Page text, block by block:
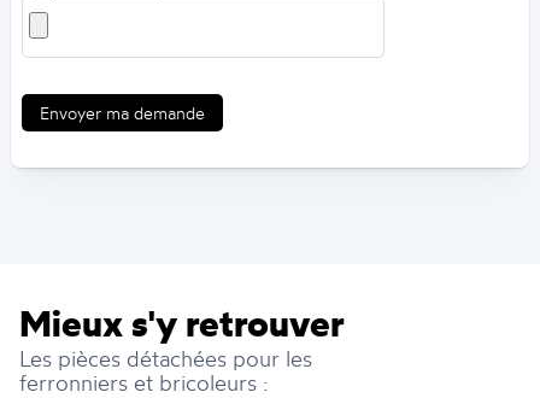
Envoyer ma demande
Mieux s'y retrouver
Les pièces détachées pour les
ferronniers et bricoleurs :